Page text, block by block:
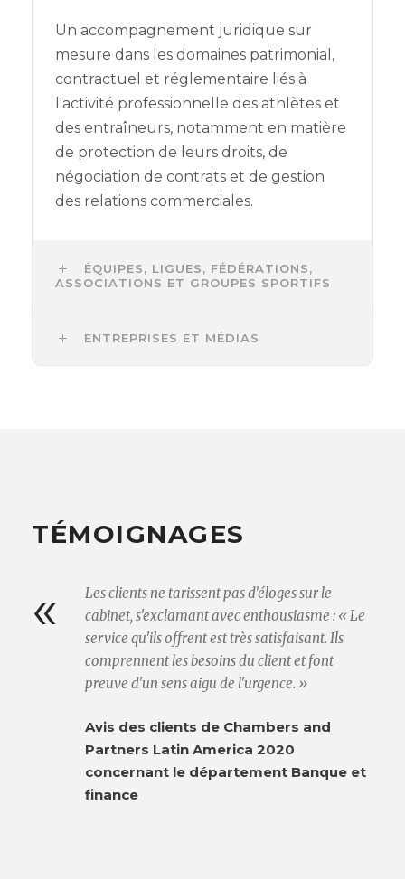
Un accompagnement juridique sur
mesure dans les domaines patrimonial,
contractuel et réglementaire liés à
l'activité professionnelle des athlètes et
des entraîneurs, notamment en matière
de protection de leurs droits, de
négociation de contrats et de gestion
des relations commerciales.
ÉQUIPES, LIGUES, FÉDÉRATIONS,
ASSOCIATIONS ET GROUPES SPORTIFS
ENTREPRISES ET MÉDIAS
TÉMOIGNAGES
«
Les clients ne tarissent pas d'éloges sur le
cabinet, s'exclamant avec enthousiasme : « Le
service qu'ils offrent est très satisfaisant. Ils
comprennent les besoins du client et font
preuve d'un sens aigu de l'urgence. »
Avis des clients de Chambers and
Partners Latin America 2020
concernant le département Banque et
finance